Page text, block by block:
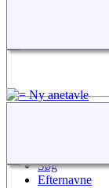
Søg
Efternavne